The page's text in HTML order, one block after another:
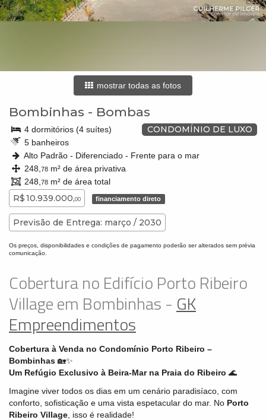
mostrar todas as fotos
Bombinhas - Bombas
CONDOMÍNIO DE LUXO
4 dormitórios (4 suítes)
5 banheiros
Alto Padrão - Diferenciado - Frente para o mar
248, 78 m² de área privativa
248, 78 m² de área total
R$ 10.939.000,00 financiamento direto
Previsão de Entrega: março / 2030
Os preços, disponibilidades e condições de pagamento poderão ser alterados sem prévia
comunicação.
Cobertura no Edifício Porto Ribeiro
Village em Bombinhas - GK
Empreendimentos
Cobertura à Venda no Condomínio Porto Ribeiro –
Bombinhas 🏡✨
Um Refúgio Exclusivo à Beira-Mar na Praia do Ribeiro 🌊
Imagine viver todos os dias em um cenário paradisíaco, com
conforto, sofisticação e uma vista espetacular do mar. No Porto
Ribeiro Village , isso é realidade!